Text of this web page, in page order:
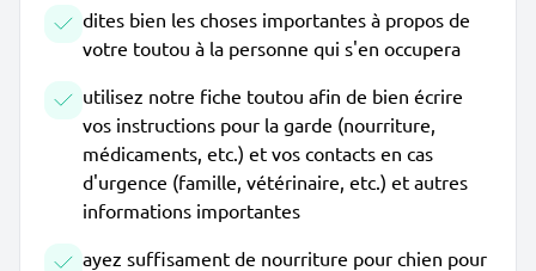
dites bien les choses importantes à propos de
votre toutou à la personne qui s'en occupera
utilisez notre fiche toutou afin de bien écrire
vos instructions pour la garde (nourriture,
médicaments, etc.) et vos contacts en cas
d'urgence (famille, vétérinaire, etc.) et autres
informations importantes
ayez suffisament de nourriture pour chien pour